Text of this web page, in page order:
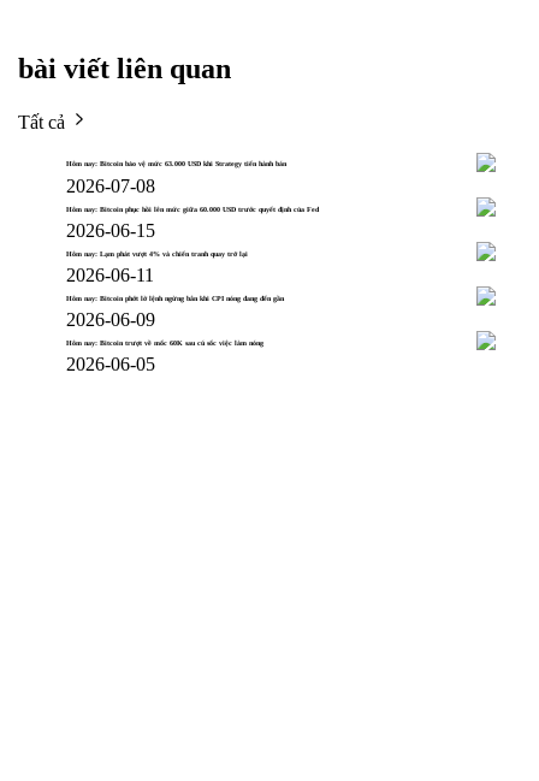
bài viết liên quan
Tất cả
Hôm nay: Bitcoin bảo vệ mức 63.000 USD khi Strategy tiến hành bán
2026-07-08
Hôm nay: Bitcoin phục hồi lên mức giữa 60.000 USD trước quyết định của Fed
2026-06-15
Hôm nay: Lạm phát vượt 4% và chiến tranh quay trở lại
2026-06-11
Hôm nay: Bitcoin phớt lờ lệnh ngừng bắn khi CPI nóng đang đến gần
2026-06-09
Hôm nay: Bitcoin trượt về mốc 60K sau cú sốc việc làm nóng
2026-06-05